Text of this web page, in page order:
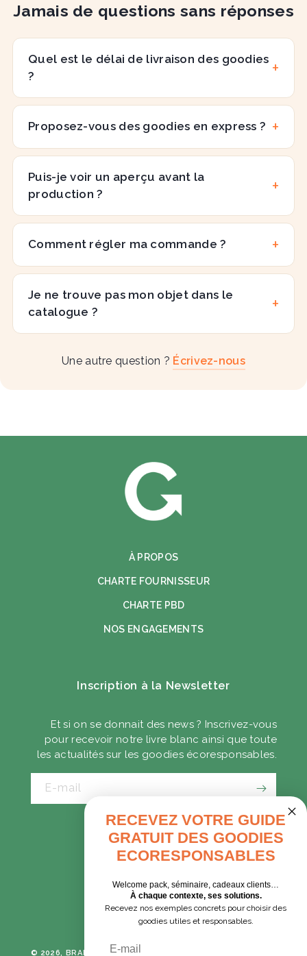
Jamais de questions sans réponses
Quel est le délai de livraison des goodies
?
Proposez-vous des goodies en express ?
Puis-je voir un aperçu avant la
production ?
Comment régler ma commande ?
Je ne trouve pas mon objet dans le
catalogue ?
Une autre question ? Écrivez-nous
À PROPOS
CHARTE FOURNISSEUR
CHARTE PBD
NOS ENGAGEMENTS
Inscription à la Newsletter
Et si on se donnait des news ? Inscrivez-vous
pour recevoir notre livre blanc ainsi que toute
les actualités sur les goodies écoresponsables.
E-mail
CADEAUX D'AFFAIRES
GOODIES EXPRESS
Tumblr Instagram
© 2026, BRANE CORPORATION
RECEVEZ VOTRE GUIDE
GRATUIT DES GOODIES
ECORESPONSABLES
Welcome pack, séminaire, cadeaux clients…
À chaque contexte, ses solutions.
Recevez nos exemples concrets pour choisir des
goodies utiles et responsables.